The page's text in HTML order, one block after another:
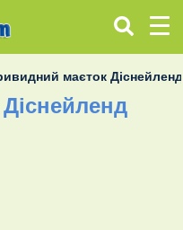
маєток Діснейленд